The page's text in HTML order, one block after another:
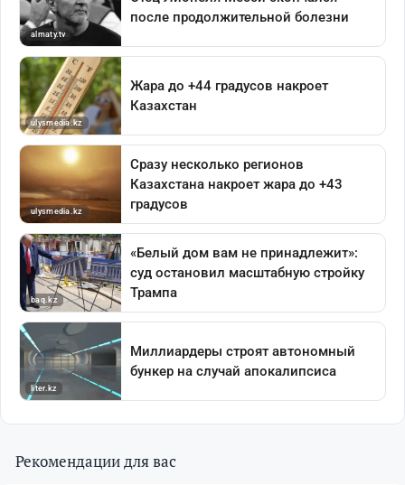
Рекомендации для вас